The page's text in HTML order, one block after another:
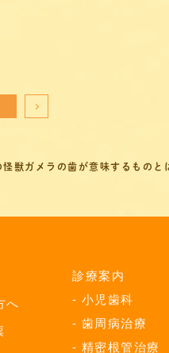
獣ガメラの歯が意味するものと
へ
診療案内
小児歯科
歯周病治療
精密根管治療